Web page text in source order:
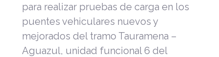
para realizar pruebas de carga en los
puentes vehiculares nuevos y
mejorados del tramo Tauramena –
Aguazul, unidad funcional 6 del